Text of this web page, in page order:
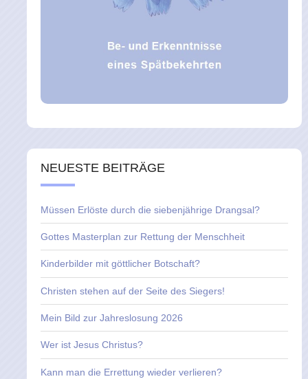
NEUESTE BEITRÄGE
Müssen Erlöste durch die siebenjährige Drangsal?
Gottes Masterplan zur Rettung der Menschheit
Kinderbilder mit göttlicher Botschaft?
Christen stehen auf der Seite des Siegers!
Mein Bild zur Jahreslosung 2026
Wer ist Jesus Christus?
Kann man die Errettung wieder verlieren?